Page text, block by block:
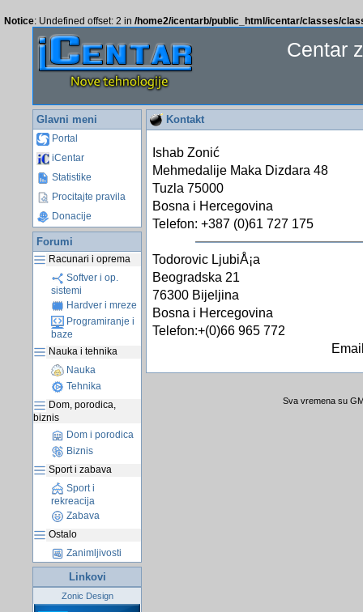
Notice: Undefined offset: 2 in /home2/icentarb/public_html/icentar/classes/
Centar
Glavni meni
Portal
iCentar
Statistike
Procitajte pravila
Donacije
Forumi
Racunari i oprema
Softver i op.
sistemi
Hardver i mreze
Programiranje i
baze
Nauka i tehnika
Nauka
Tehnika
Dom, porodica,
biznis
Dom i porodica
Biznis
Sport i zabava
Sport i
rekreacija
Zabava
Ostalo
Zanimljivosti
Linkovi
Zonic Design
Kontakt
Ishab Zonić
Mehmedalije Maka Dizdara 48
Tuzla 75000
Bosna i Hercegovina
Telefon: +387 (0)61 727 175
Todorovic LjubiÅ¡a
Beogradska 21
76300 Bijeljina
Bosna i Hercegovina
Telefon:+(0)66 965 772
Sva vremena su